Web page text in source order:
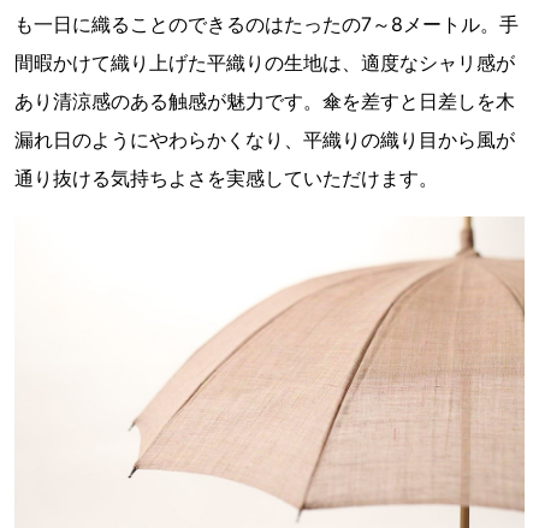
も一日に織ることのできるのはたったの7～8メートル。手
間暇かけて織り上げた平織りの生地は、適度なシャリ感が
あり清涼感のある触感が魅力です。傘を差すと日差しを木
漏れ日のようにやわらかくなり、平織りの織り目から風が
通り抜ける気持ちよさを実感していただけます。